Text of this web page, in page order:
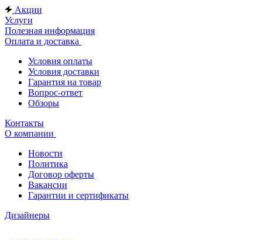
Акции
Услуги
Полезная информация
Оплата и доставка
Условия оплаты
Условия доставки
Гарантия на товар
Вопрос-ответ
Обзоры
Контакты
О компании
Новости
Политика
Договор оферты
Вакансии
Гарантии и сертификаты
Дизайнеры